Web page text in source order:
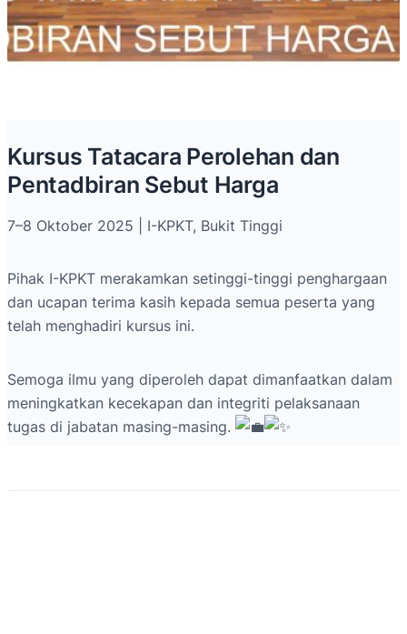
Kursus Tatacara Perolehan dan
Pentadbiran Sebut Harga
7–8 Oktober 2025 | I-KPKT, Bukit Tinggi
Pihak I-KPKT merakamkan setinggi-tinggi penghargaan
dan ucapan terima kasih kepada semua peserta yang
telah menghadiri kursus ini.
Semoga ilmu yang diperoleh dapat dimanfaatkan dalam
meningkatkan kecekapan dan integriti pelaksanaan
tugas di jabatan masing-masing.